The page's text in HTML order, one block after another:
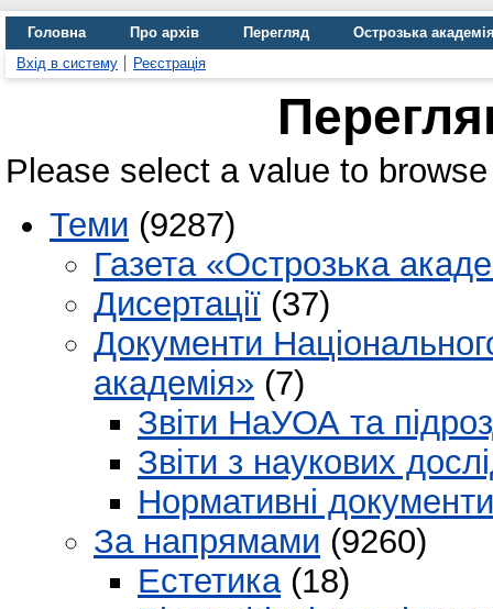
Головна Про архів Перегляд
Острозька
Вхід в систему
Реєстрація
Please select a value to
Теми (9287)
Газета «Острозька
Дисертації (37)
Документи
академія» (7)
Звіти НаУОА та
Звіти з наукових
Нормативні документи
За напрямами (9260)
Естетика(18)